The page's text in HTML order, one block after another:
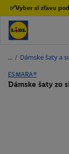
✅Vyber si zľavu
/ Dámske šaty a
ESMARA®
Dámske šaty zo